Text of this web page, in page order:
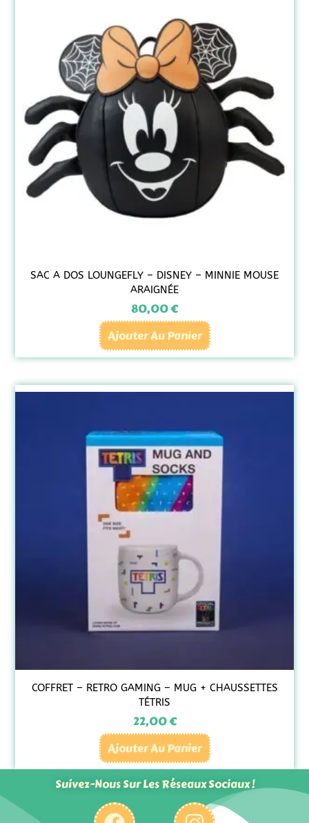
SAC A DOS LOUNGEFLY – DISNEY – MINNIE MOUSE
ARAIGNÉE
80,00€
Ajouter Au Panier
COFFRET – RETRO GAMING – MUG + CHAUSSETTES
TÉTRIS
22,00€
Ajouter Au Panier
Suivez-Nous Sur Les Réseaux Sociaux !